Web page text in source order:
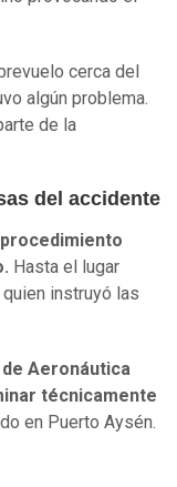
cerca del
algún problema.
de la
del accidente
Hasta el lugar
instruyó las
Aeronáutica
técnicamente
en Puerto Aysén.